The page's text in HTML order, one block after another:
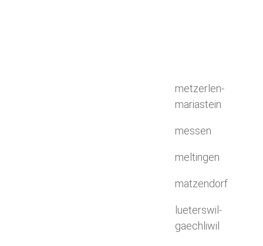
metzerlen-
mariastein
messen
meltingen
matzendorf
lueterswil-
gaechliwil